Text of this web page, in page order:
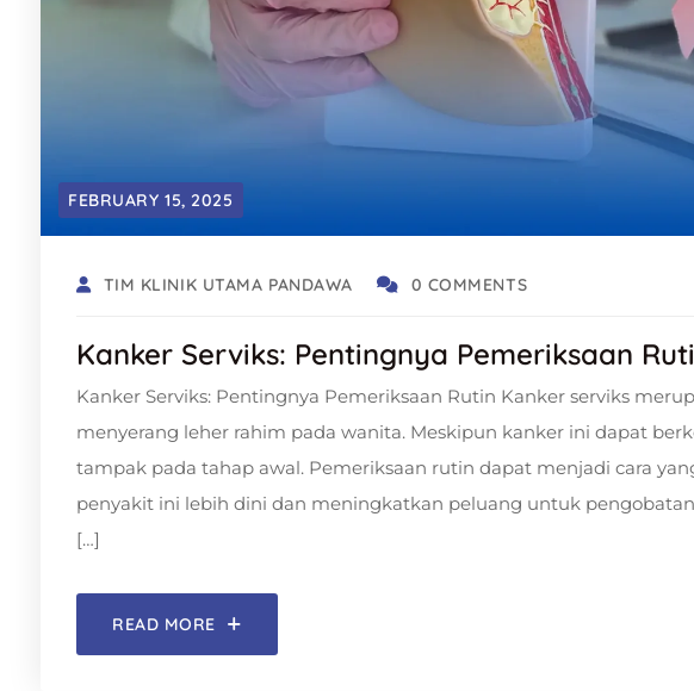
FEBRUARY 15, 2025
TIM KLINIK UTAMA PANDAWA 0 COMMENTS
Kanker Serviks: Pentingnya Pemeriksaan
Kanker Serviks: Pentingnya Pemeriksaan Rutin Kanker serviks
menyerang leher rahim pada wanita. Meskipun kanker ini dapat
tampak pada tahap awal. Pemeriksaan rutin dapat menjadi cara
penyakit ini lebih dini dan meningkatkan peluang untuk
[…]
READ MORE